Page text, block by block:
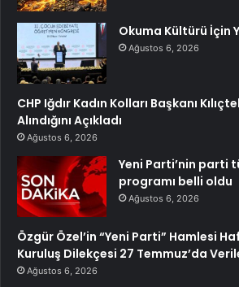
Okuma Kültürü İçin
Ağustos 6, 2026
CHP Iğdır Kadın Kolları Başkanı
Alındığını Açıkladı
Ağustos 6, 2026
Yeni Parti’nin parti
programı belli oldu
Ağustos 6, 2026
Özgür Özel’in “Yeni Parti” Hamlesi
Kuruluş Dilekçesi 27 Temmuz’da
Ağustos 6, 2026